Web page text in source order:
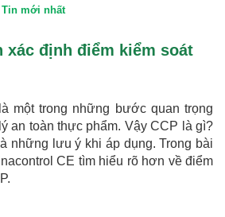
Tin mới nhất
xác định điểm kiểm soát
một trong những bước quan trọng
an toàn thực phẩm. Vậy CCP là gì?
những lưu ý khi áp dụng. Trong bài
CE tìm hiểu rõ hơn về điểm